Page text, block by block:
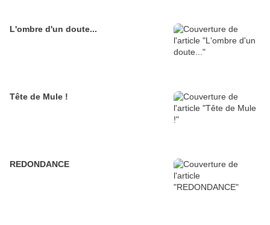
L'ombre d'un doute...
Tête de Mule !
REDONDANCE